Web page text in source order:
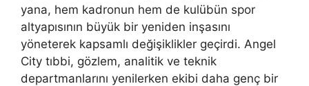
yana, hem kadronun hem de kulübün spor
altyapısının büyük bir yeniden inşasını
yöneterek kapsamlı değişiklikler geçirdi. Angel
City tıbbi, gözlem, analitik ve teknik
departmanlarını yenilerken ekibi daha genç bir